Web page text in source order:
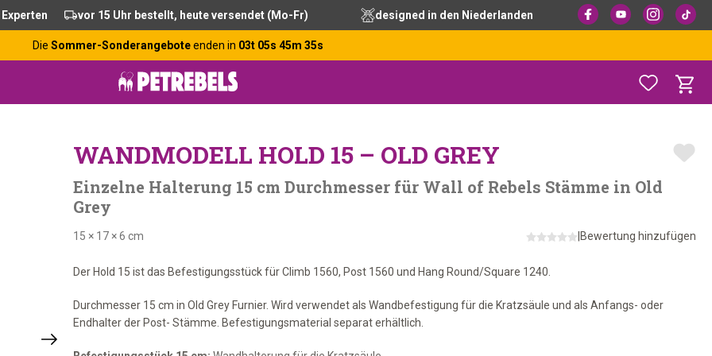
vor 15 Uhr bestellt, heute versendet (Mo-Fr) designed in den Niederlanden
Die Sommer-Sonderangeboteenden in 03t 05s 45m 34s
WANDMODELL HOLD 15 – OLD GREY
Einzelne Halterung 15 cm Durchmesser für Wall of Rebels Stämme in Old
Grey
15 × 17 × 6 cm Bewertung hinzufügen
Der Hold 15 ist das Befestigungsstück für Climb 1560, Post 1560 und Hang Round/Square 1240.
Durchmesser 15 cm in Old Grey Furnier. Wird verwendet als Wandbefestigung für die Kratzsäule und als Anfangs- oder
Endhalter der Post- Stämme. Befestigungsmaterial separat erhältlich.